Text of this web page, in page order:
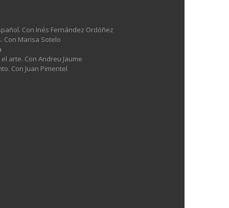
Con Inés Fernández Ordóñez
Con Marisa Sotelo
arte. Con Andreu Jaume
Con Juan Pimentel